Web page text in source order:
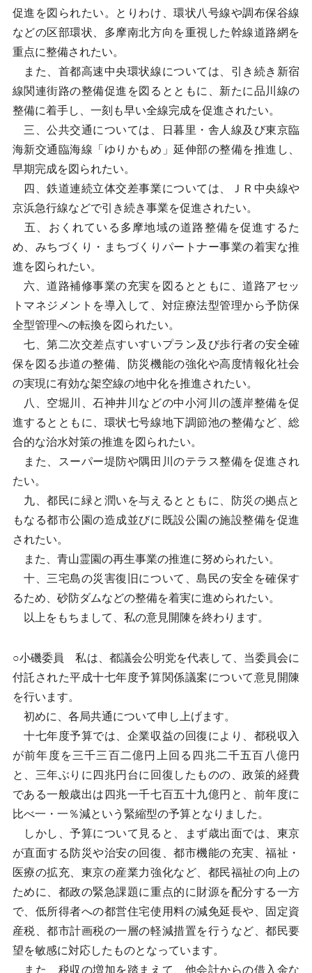
促進を図られたい。とりわけ、環状八号線や調布保谷線
などの区部環状、多摩南北方向を重視した幹線道路網を
重点に整備されたい。
また、首都高速中央環状線については、引き続き新宿
線関連街路の整備促進を図るとともに、新たに品川線の
整備に着手し、一刻も早い全線完成を促進されたい。
三、公共交通については、日暮里・舎人線及び東京臨
海新交通臨海線「ゆりかもめ」延伸部の整備を推進し、
早期完成を図られたい。
四、鉄道連続立体交差事業については、ＪＲ中央線や
京浜急行線などで引き続き事業を促進されたい。
五、おくれている多摩地域の道路整備を促進するた
め、みちづくり・まちづくりパートナー事業の着実な推
進を図られたい。
六、道路補修事業の充実を図るとともに、道路アセッ
トマネジメントを導入して、対症療法型管理から予防保
全型管理への転換を図られたい。
七、第二次交差点すいすいプラン及び歩行者の安全確
保を図る歩道の整備、防災機能の強化や高度情報化社会
の実現に有効な架空線の地中化を推進されたい。
八、空堀川、石神井川などの中小河川の護岸整備を促
進するとともに、環状七号線地下調節池の整備など、総
合的な治水対策の推進を図られたい。
また、スーパー堤防や隅田川のテラス整備を促進され
たい。
九、都民に緑と潤いを与えるとともに、防災の拠点と
もなる都市公園の造成並びに既設公園の施設整備を促進
されたい。
また、青山霊園の再生事業の推進に努められたい。
十、三宅島の災害復旧について、島民の安全を確保す
るため、砂防ダムなどの整備を着実に進められたい。
以上をもちまして、私の意見開陳を終わります。
○小磯委員 私は、都議会公明党を代表して、当委員会に
付託された平成十七年度予算関係議案について意見開陳
を行います。
初めに、各局共通について申し上げます。
十七年度予算では、企業収益の回復により、都税収入
が前年度を三千三百二億円上回る四兆二千五百八億円
と、三年ぶりに四兆円台に回復したものの、政策的経費
である一般歳出は四兆一千七百五十九億円と、前年度に
比べ一・一％減という緊縮型の予算となりました。
しかし、予算について見ると、まず歳出面では、東京
が直面する防災や治安の回復、都市機能の充実、福祉・
医療の拡充、東京の産業力強化など、都民福祉の向上の
ために、都政の緊急課題に重点的に財源を配分する一方
で、低所得者への都営住宅使用料の減免延長や、固定資
産税、都市計画税の一層の軽減措置を行うなど、都民要
望を敏感に対応したものとなっています。
また、税収の増加を踏まえて、他会計からの借入金な